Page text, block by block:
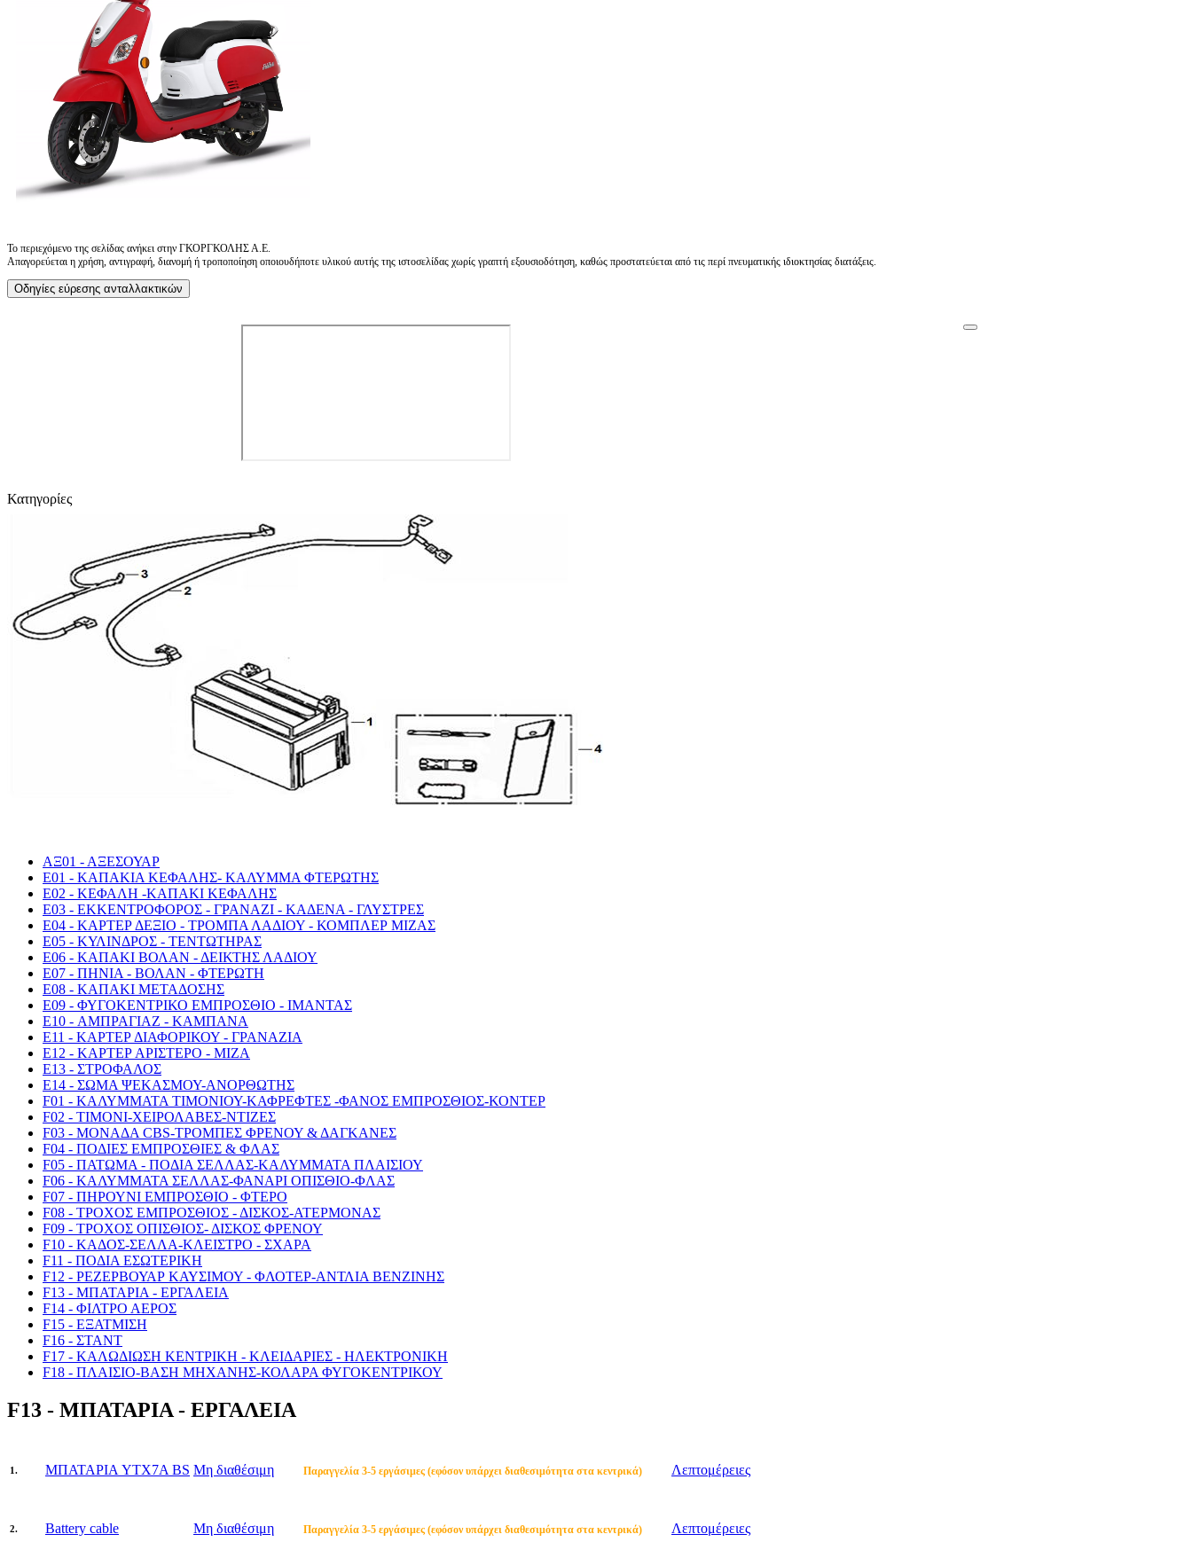
Το περιεχόμενο της σελίδας ανήκει στην ΓΚΟΡΓΚΟΛΗΣ Α.Ε.
Απαγορεύεται η χρήση, αντιγραφή, διανομή ή τροποποίηση οποιουδήποτε υλικού αυτής της ιστοσελίδας χωρίς γραπτή εξουσιοδότηση, καθώς προστατεύεται από τις περί πνευματικής ιδιοκτησίας διατάξεις.
Οδηγίες εύρεσης ανταλλακτικών
Κατηγορίες
AΞ01 - ΑΞΕΣΟΥΑΡ
E01 - ΚΑΠΑΚΙΑ ΚΕΦΑΛΗΣ- ΚΑΛΥΜΜΑ ΦΤΕΡΩΤΗΣ
E02 - ΚΕΦΑΛΗ -ΚΑΠΑΚΙ ΚΕΦΑΛΗΣ
E03 - ΕΚΚΕΝΤΡΟΦΟΡΟΣ - ΓΡΑΝΑΖΙ - ΚΑΔΕΝΑ - ΓΛΥΣΤΡΕΣ
E04 - ΚΑΡΤΕΡ ΔΕΞΙΟ - ΤΡΟΜΠΑ ΛΑΔΙΟΥ - ΚΟΜΠΛΕΡ ΜΙΖΑΣ
E05 - ΚΥΛΙΝΔΡΟΣ - ΤΕΝΤΩΤΗΡΑΣ
E06 - ΚΑΠΑΚΙ ΒΟΛΑΝ - ΔΕΙΚΤΗΣ ΛΑΔΙΟΥ
E07 - ΠΗΝΙΑ - ΒΟΛΑΝ - ΦΤΕΡΩΤΗ
E08 - ΚΑΠΑΚΙ ΜΕΤΑΔΟΣΗΣ
E09 - ΦΥΓΟΚΕΝΤΡΙΚΟ ΕΜΠΡΟΣΘΙΟ - ΙΜΑΝΤΑΣ
E10 - ΑΜΠΡΑΓΙΑΖ - ΚΑΜΠΑΝΑ
E11 - ΚΑΡΤΕΡ ΔΙΑΦΟΡΙΚΟΥ - ΓΡΑΝΑΖΙΑ
E12 - ΚΑΡΤΕΡ ΑΡΙΣΤΕΡΟ - ΜΙΖΑ
E13 - ΣΤΡΟΦΑΛΟΣ
E14 - ΣΩΜΑ ΨΕΚΑΣΜΟΥ-ΑΝΟΡΘΩΤΗΣ
F01 - ΚΑΛΥΜΜΑΤΑ ΤΙΜΟΝΙΟΥ-ΚΑΦΡΕΦΤΕΣ -ΦΑΝΟΣ ΕΜΠΡΟΣΘΙΟΣ-ΚΟΝΤΕΡ
F02 - ΤΙΜΟΝΙ-ΧΕΙΡΟΛΑΒΕΣ-ΝΤΙΖΕΣ
F03 - ΜΟΝΑΔΑ CBS-ΤΡΟΜΠΕΣ ΦΡΕΝΟΥ & ΔΑΓΚΑΝΕΣ
F04 - ΠΟΔΙΕΣ ΕΜΠΡΟΣΘΙΕΣ & ΦΛΑΣ
F05 - ΠΑΤΩΜΑ - ΠΟΔΙΑ ΣΕΛΛΑΣ-ΚΑΛΥΜΜΑΤΑ ΠΛΑΙΣΙΟΥ
F06 - ΚΑΛΥΜΜΑΤΑ ΣΕΛΛΑΣ-ΦΑΝΑΡΙ ΟΠΙΣΘΙΟ-ΦΛΑΣ
F07 - ΠΗΡΟΥΝΙ ΕΜΠΡΟΣΘΙΟ - ΦΤΕΡΟ
F08 - ΤΡΟΧΟΣ ΕΜΠΡΟΣΘΙΟΣ - ΔΙΣΚΟΣ-ΑΤΕΡΜΟΝΑΣ
F09 - ΤΡΟΧΟΣ ΟΠΙΣΘΙΟΣ- ΔΙΣΚΟΣ ΦΡΕΝΟΥ
F10 - ΚΑΔΟΣ-ΣΕΛΛΑ-ΚΛΕΙΣΤΡΟ - ΣΧΑΡΑ
F11 - ΠΟΔΙΑ ΕΣΩΤΕΡΙΚΗ
F12 - ΡΕΖΕΡΒΟΥΑΡ ΚΑΥΣΙΜΟΥ - ΦΛΟΤΕΡ-ΑΝΤΛΙΑ ΒΕΝΖΙΝΗΣ
F13 - ΜΠΑΤΑΡΙΑ - ΕΡΓΑΛΕΙΑ
F14 - ΦΙΛΤΡΟ ΑΕΡΟΣ
F15 - ΕΞΑΤΜΙΣΗ
F16 - ΣΤΑΝΤ
F17 - ΚΑΛΩΔΙΩΣΗ ΚΕΝΤΡΙΚΗ - ΚΛΕΙΔΑΡΙΕΣ - ΗΛΕΚΤΡΟΝΙΚΗ
F18 - ΠΛΑΙΣΙΟ-ΒΑΣΗ ΜΗΧΑΝΗΣ-ΚΟΛΑΡΑ ΦΥΓΟΚΕΝΤΡΙΚΟΥ
F13 - ΜΠΑΤΑΡΙΑ - ΕΡΓΑΛΕΙΑ
1. ΜΠΑΤΑΡΙΑ YTX7A BS Μη διαθέσιμη Παραγγελία 3-5 εργάσιμες (εφόσον υπάρχει διαθεσιμότητα στα κεντρικά) Λεπτομέρειες
2. Battery cable Μη διαθέσιμη Παραγγελία 3-5 εργάσιμες (εφόσον υπάρχει διαθεσιμότητα στα κεντρικά) Λεπτομέρειες